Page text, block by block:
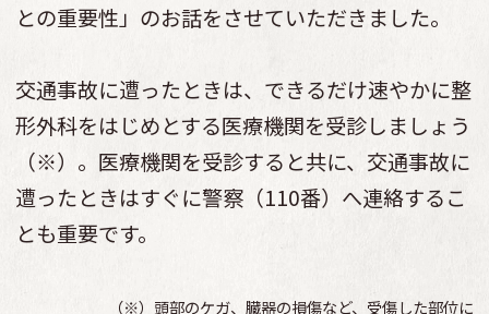
との重要性」のお話をさせていただきました。
交通事故に遭ったときは、できるだけ速やかに整
形外科をはじめとする医療機関を受診しましょう
（※）。医療機関を受診すると共に、交通事故に
遭ったときはすぐに警察（110番）へ連絡するこ
とも重要です。
（※）頭部のケガ、臓器の損傷など、受傷した部位に